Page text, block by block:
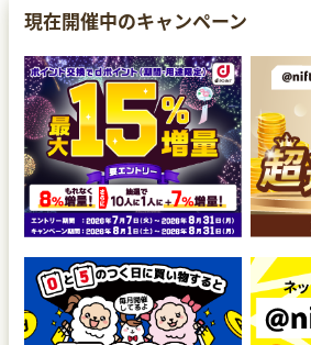
現在開催中のキャンペーン